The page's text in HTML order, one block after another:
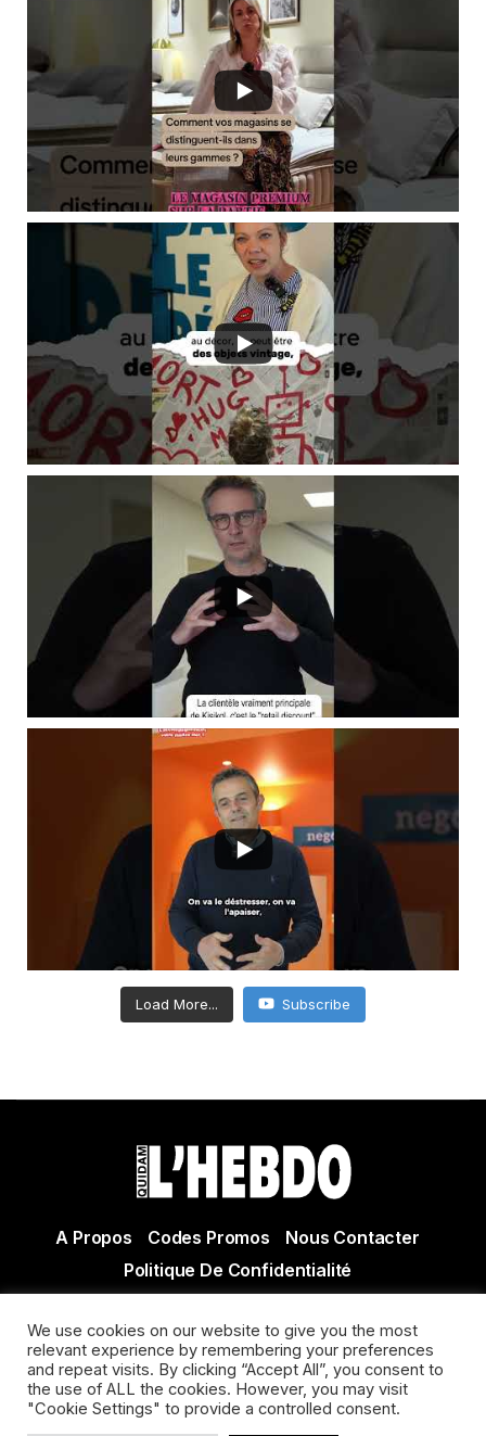
Load More... Subscribe
A Propos Codes Promos
Nous Contacter
Politique De Confidentialité
Actualité Agen - Actualité en lot et Garonne - Actualité
Villeneuve sur Lot
We use cookies on our website to give you the most
relevant experience by remembering your preferences
and repeat visits. By clicking “Accept All”, you consent to
the use of ALL the cookies. However, you may visit
"Cookie Settings" to provide a controlled consent.